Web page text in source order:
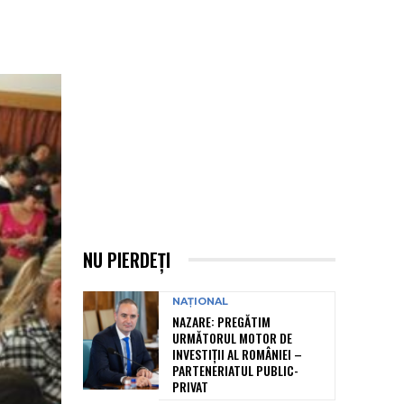
NU PIERDEȚI
NAȚIONAL
NAZARE: PREGĂTIM
URMĂTORUL MOTOR DE
INVESTIȚII AL ROMÂNIEI –
PARTENERIATUL PUBLIC-
PRIVAT